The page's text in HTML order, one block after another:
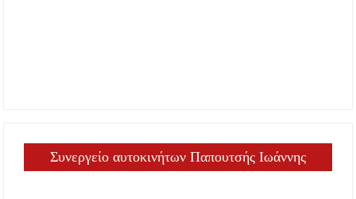
Συνεργείο αυτοκινήτων Παπουτσής Ιωάννης